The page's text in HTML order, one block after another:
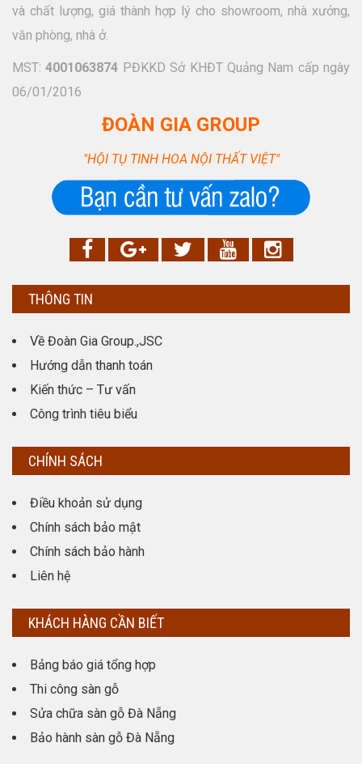
và chất lượng, giá thành hợp lý cho showroom, nhà xưởng,
văn phòng, nhà ở.
MST:4001063874 PĐKKD Sở KHĐT Quảng Nam cấp ngày
06/01/2016
ĐOÀN GIA GROUP
"HỘI TỤ TINH HOA NỘI THẤT VIỆT"
THÔNG TIN
Về Đoàn Gia Group.,JSC
Hướng dẫn thanh toán
Kiến thức – Tư vấn
Công trình tiêu biểu
CHÍNH SÁCH
Điều khoản sử dụng
Chính sách bảo mật
Chính sách bảo hành
Liên hệ
KHÁCH HÀNG CẦN BIẾT
Bảng báo giá tổng hợp
Thi công sàn gỗ
Sửa chữa sàn gỗ Đà Nẵng
Bảo hành sàn gỗ Đà Nẵng